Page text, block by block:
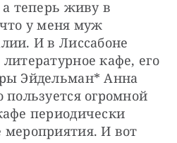
теперь живу в
у меня муж
И в Лиссабоне
кафе, его
Эйдельман* Анна
огромной
периодически
мероприятия. И вот